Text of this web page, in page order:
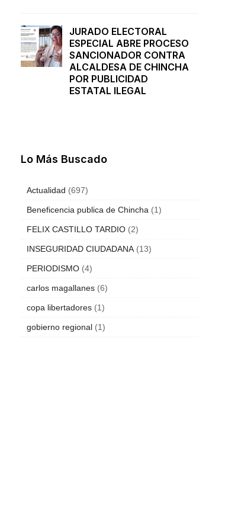
JURADO ELECTORAL
ESPECIAL ABRE PROCESO
SANCIONADOR CONTRA
ALCALDESA DE CHINCHA
POR PUBLICIDAD
ESTATAL ILEGAL
Lo Más Buscado
Actualidad (697)
Beneficencia publica de Chincha (1)
FELIX CASTILLO TARDIO (2)
INSEGURIDAD CIUDADANA (13)
PERIODISMO (4)
carlos magallanes (6)
copa libertadores (1)
gobierno regional (1)